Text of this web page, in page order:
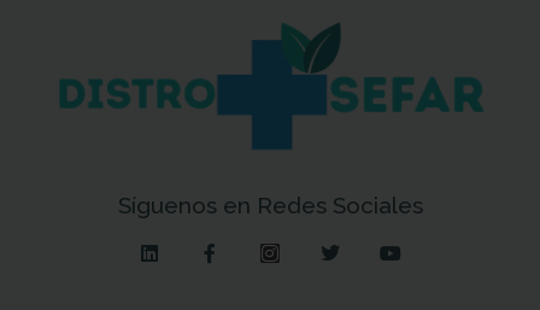
Síguenos en Redes Sociales